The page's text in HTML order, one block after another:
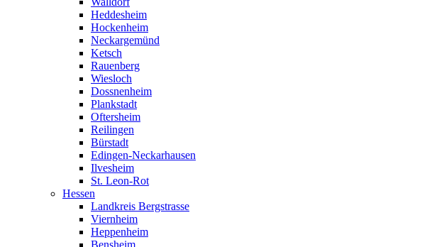
Heddesheim
Hockenheim
Neckargemünd
Ketsch
Rauenberg
Wiesloch
Dossnenheim
Plankstadt
Oftersheim
Reilingen
Bürstadt
Edingen-Neckarhausen
Ilvesheim
St. Leon-Rot
Hessen
Landkreis Bergstrasse
Viernheim
Heppenheim
Bensheim